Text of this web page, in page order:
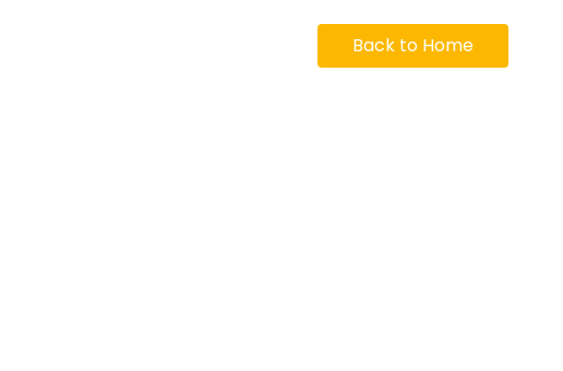
Back to Home